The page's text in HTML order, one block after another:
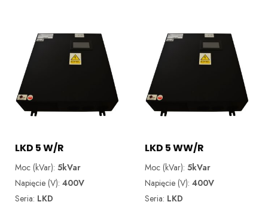
LKD 5 W/R
Moc (kVar): 5kVar
Napięcie (V): 400V
Seria: LKD
LKD 5 WW/R
Moc (kVar):5kVar
Napięcie (V):400V
Seria: LKD